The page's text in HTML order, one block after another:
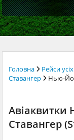
Головна Рейси
Ставангер
Нью-
Авіаквитки
Ставангер